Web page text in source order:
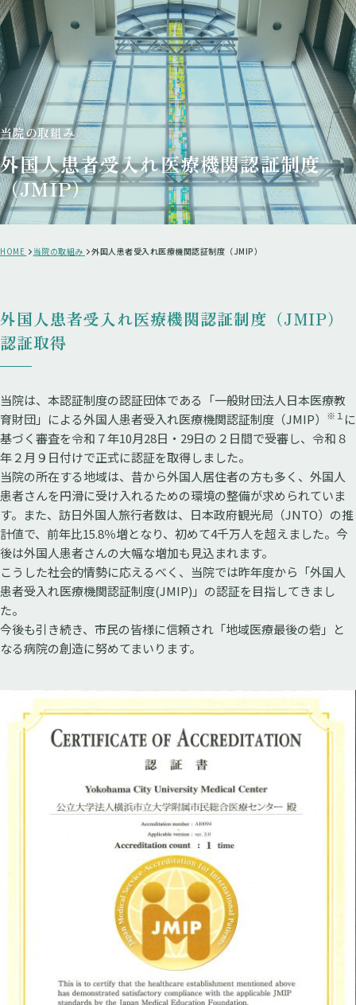
当院の取組み
外国人患者受入れ医療機関認証制度
（JMIP）
HOME 当院の取組み 外国人患者受入れ医療機関認証制度（JMIP）
外国人患者受入れ医療機関認証制度（JMIP）
認証取得
当院は、本認証制度の認証団体である「一般財団法人日本医療教
育財団」による外国人患者受入れ医療機関認証制度（JMIP） ※１ に
基づく審査を令和７年10月28日・29日の２日間で受審し、 令和８
年２月９日付けで正式に認証を取得しました。
当院の所在する地域は、昔から外国人居住者の方も多く、外国人
患者さんを円滑に受け入れるための環境の整備が求められていま
す。また、訪日外国人旅行者数は、日本政府観光局（JNTO）の推
計値で、前年比15.8％増となり、初めて4千万人を超えました。今
後は外国人患者さんの大幅な増加も見込まれます。
こうした社会的情勢に応えるべく、当院では昨年度から「外国人
患者受入れ医療機関認証制度(JMIP)」の認証を目指してきまし
た。
今後も引き続き、市民の皆様に信頼され「地域医療最後の砦」と
なる病院の創造に努めてまいります。